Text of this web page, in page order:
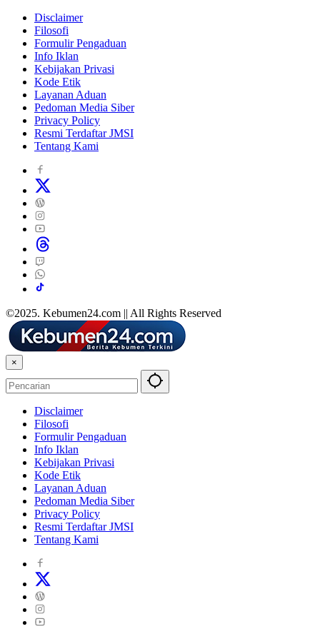
Disclaimer
Filosofi
Formulir Pengaduan
Info Iklan
Kebijakan Privasi
Kode Etik
Layanan Aduan
Pedoman Media Siber
Privacy Policy
Resmi Terdaftar JMSI
Tentang Kami
©2025. Kebumen24.com || All Rights Reserved
×
Disclaimer
Filosofi
Formulir Pengaduan
Info Iklan
Kebijakan Privasi
Kode Etik
Layanan Aduan
Pedoman Media Siber
Privacy Policy
Resmi Terdaftar JMSI
Tentang Kami